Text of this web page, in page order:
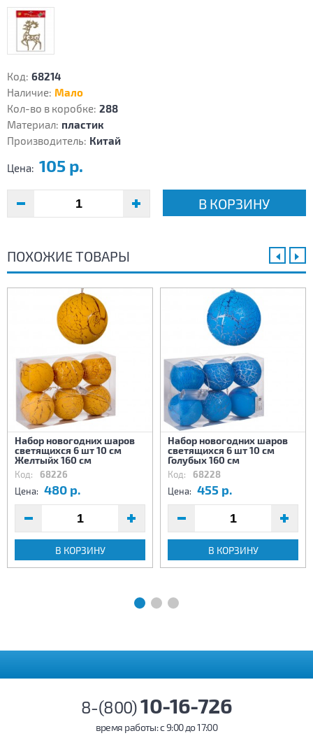
Код: 68214
Наличие: Мало
Кол-во в коробке: 288
Материал: пластик
Производитель: Китай
Цена: 105 р.
В КОРЗИНУ
ПОХОЖИЕ ТОВАРЫ
Набор новогодних шаров
светящихся 6 шт 10 см
Желтыйх 160 см
Код: 68226
Цена: 480 р.
В КОРЗИНУ
Набор новогодних шаров
светящихся 6 шт 10 см
Голубых 160 см
Код: 68228
Цена: 455 р.
В КОРЗИНУ
8-(800)10-16-726
время работы: c 9:00 до 17:00